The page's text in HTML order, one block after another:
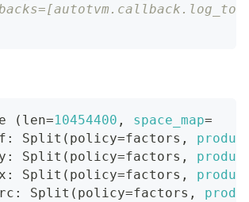
( len=10454400 , space_map=
Split ( policy=factors,
Split ( policy=factors,
Split ( policy=factors,
Split ( policy=factors,